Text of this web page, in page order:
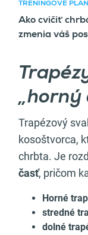
TRÉNINGOVÉ
Ako cvičiť
zmenia váš
„horný
Trapézový
kosoštvorca,
chrbta. Je
časť, pričom
Horné
stredné
dolné